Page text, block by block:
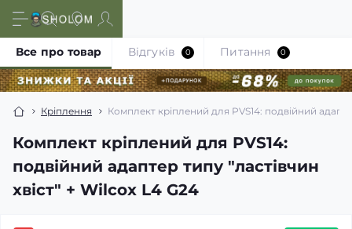
Кріплення Комплект кріплений для PVS14: подвійний
Комплект кріплений для PVS14:
подвійний адаптер типу "ластівчин
хвіст" + Wilcox L4 G24
Все про товар Відгуків 0 Питання 0